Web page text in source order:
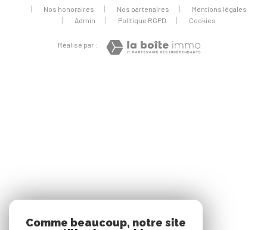
Nos honoraires
Nos partenaires
Mentions légales
Admin
Politique RGPD Cookies
Réalisé par :
Comme beaucoup, notre site